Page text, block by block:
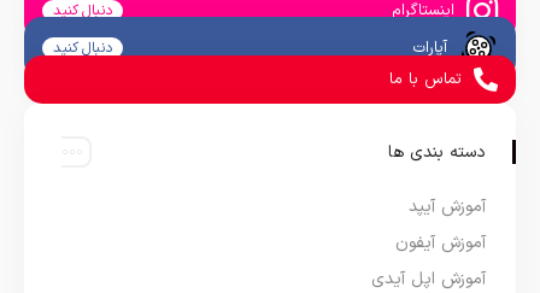
اینستاگرام دنبال کنید
آپارات دنبال کنید
تماس با ما
دسته بندی ها
آموزش آیپد
آموزش آیفون
آموزش اپل آیدی